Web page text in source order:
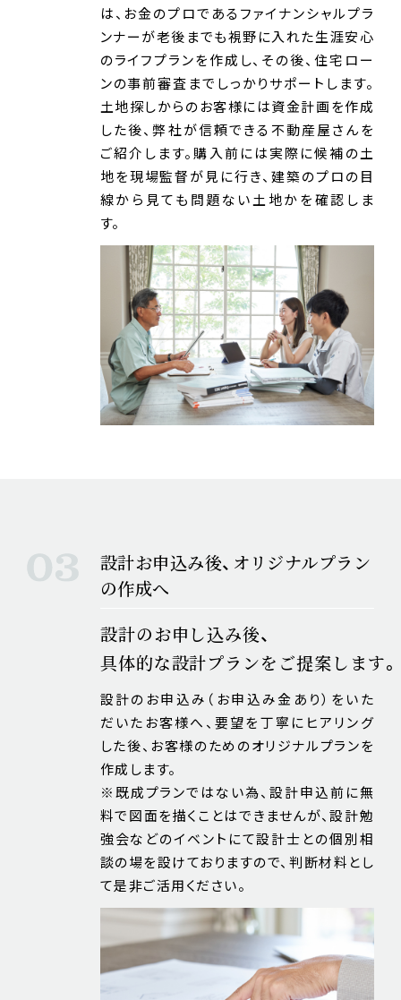
は、お金のプロであるファイナンシャルプラ
ンナーが老後までも視野に入れた生涯安心
のライフプランを作成し、その後、住宅ロー
ンの事前審査までしっかりサポートします。
土地探しからのお客様には資金計画を作成
した後、弊社が信頼できる不動産屋さんを
ご紹介します。購入前には実際に候補の土
地を現場監督が見に行き、建築のプロの目
線から見ても問題ない土地かを確認しま
す。
設計お申込み後、オリジナルプラン
の作成へ
設計のお申し込み後、
具体的な設計プランをご提案します。
設計のお申込み（お申込み金あり）をいた
だいたお客様へ、要望を丁寧にヒアリング
した後、お客様のためのオリジナルプランを
作成します。
※既成プランではない為、設計申込前に無
料で図面を描くことはできませんが、設計勉
強会などのイベントにて設計士との個別相
談の場を設けておりますので、判断材料とし
て是非ご活用ください。